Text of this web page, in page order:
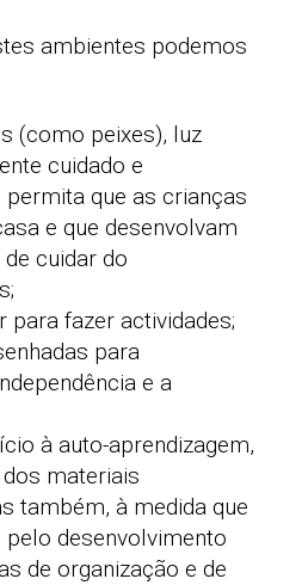
ambientes podemos
(como peixes), luz
cuidado e
permita que as crianças
e que desenvolvam
cuidar do
para fazer actividades;
para
e a
à auto-aprendizagem,
materiais
também, à medida que
desenvolvimento
de organização e de